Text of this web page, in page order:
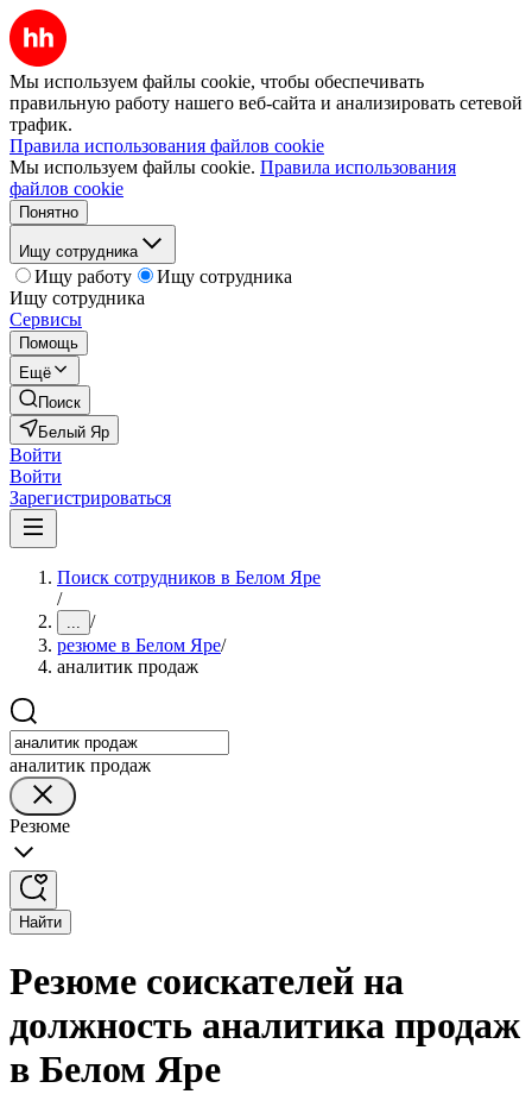
Мы используем файлы cookie, чтобы обеспечивать
правильную работу нашего веб-сайта и анализировать сетевой
трафик.
Правила использования файлов cookie
Мы используем файлы cookie. Правила использования
файлов cookie
Понятно
Ищу сотрудника
Ищу работу
Ищу сотрудника
Ищу сотрудника
Сервисы
Помощь
Ещё
Поиск
Белый Яр
Войти
Войти
Зарегистрироваться
Поиск сотрудников в Белом Яре
/
... /
резюме в Белом Яре/
аналитик продаж
аналитик продаж
Резюме
Найти
Резюме соискателей на
должность аналитика продаж
в Белом Яре